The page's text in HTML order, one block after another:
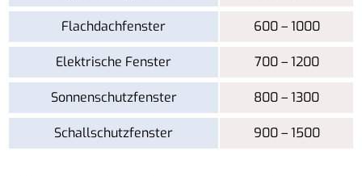
Flachdachfenster 600 – 1000
Elektrische Fenster 700 – 1200
Sonnenschutzfenster 800 – 1300
Schallschutzfenster 900 – 1500